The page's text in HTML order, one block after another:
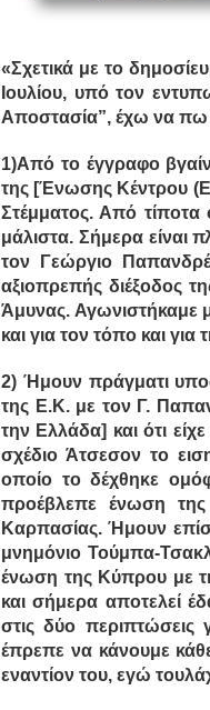
«Σχετικά με το
Ιουλίου, υπό τον
Αποστασία”, έχω να πω
1)Από το έγγραφο
της [Ένωσης Κέντρου
Στέμματος. Από τίποτα
μάλιστα. Σήμερα είναι
τον Γεώργιο
αξιοπρεπής διέξοδος
Άμυνας. Αγωνιστήκαμε
και για τον τόπο και
2) Ήμουν πράγματι
της Ε.Κ. με τον Γ.
την Ελλάδα] και ότι
σχέδιο Άτσεσον το
οποίο το δέχθηκε
προέβλεπε ένωση
Καρπασίας. Ήμουν
μνημόνιο Τούμπα-
ένωση της Κύπρου με
και σήμερα αποτελεί
στις δύο περιπτώσεις
έπρεπε να κάνουμε
εναντίον του, εγώ